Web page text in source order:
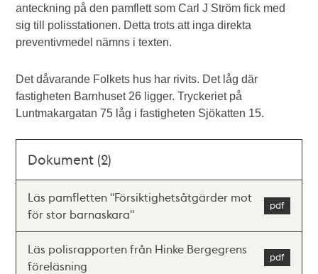
anteckning på den pamflett som Carl J Ström fick med
sig till polisstationen. Detta trots att inga direkta
preventivmedel nämns i texten.
Det dåvarande Folkets hus har rivits. Det låg där
fastigheten Barnhuset 26 ligger. Tryckeriet på
Luntmakargatan 75 låg i fastigheten Sjökatten 15.
Dokument (2)
Läs pamfletten "Försiktighetsåtgärder mot
för stor barnaskara"
Läs polisrapporten från Hinke Bergegrens
föreläsning